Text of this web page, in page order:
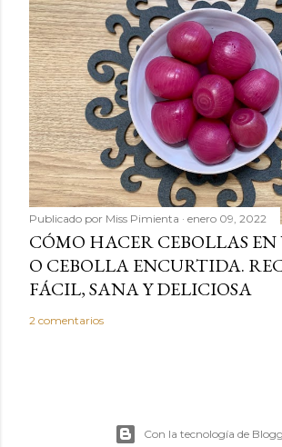
Publicado por Miss Pimienta enero 09, 2022
CÓMO HACER CEBOLLAS
O CEBOLLA ENCURTIDA.
FÁCIL, SANA Y DELICIOSA
2 comentarios
Con la tecnología de